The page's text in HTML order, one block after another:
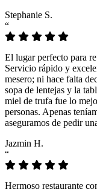
Stephanie S.
“
El lugar perfecto para
Servicio rápido y
mesero; ni hace falta
sopa de lentejas y la
miel de trufa fue lo
personas. Apenas
aseguramos de pedir
Jazmin H.
“
Hermoso restaurante